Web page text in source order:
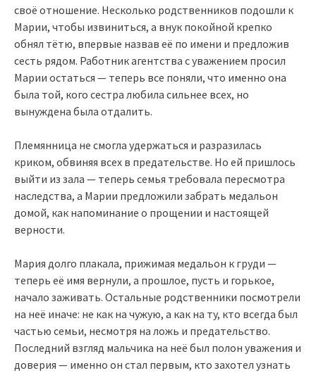
своё отношение. Несколько родственников подошли к
Марии, чтобы извиниться, а внук покойной крепко
обнял тётю, впервые назвав её по имени и предложив
сесть рядом. Работник агентства с уважением просил
Марии остаться — теперь все поняли, что именно она
была той, кого сестра любила сильнее всех, но
вынуждена была отдалить.
Племянница не смогла удержаться и разразилась
криком, обвиняя всех в предательстве. Но ей пришлось
выйти из зала — теперь семья требовала пересмотра
наследства, а Марии предложили забрать медальон
домой, как напоминание о прощении и настоящей
верности.
Мария долго плакала, прижимая медальон к груди —
теперь её имя вернули, а прошлое, пусть и горькое,
начало заживать. Остальные родственники посмотрели
на неё иначе: не как на чужую, а как на ту, кто всегда был
частью семьи, несмотря на ложь и предательство.
Последний взгляд мальчика на неё был полон уважения и
доверия — именно он стал первым, кто захотел узнать